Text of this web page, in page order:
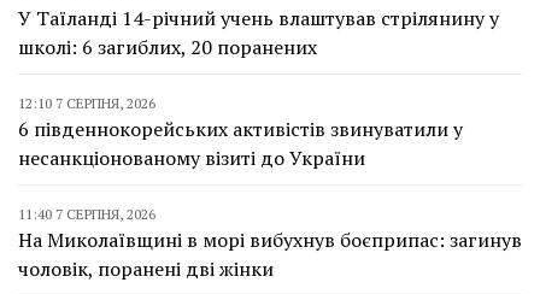
У Таїланді 14-річний учень влаштував стрілянину у
школі: 6 загиблих, 20 поранених
12:10 7 СЕРПНЯ, 2026
6 південнокорейських активістів звинуватили у
несанкціонованому візиті до України
11:40 7 СЕРПНЯ, 2026
На Миколаївщині в морі вибухнув боєприпас: загинув
чоловік, поранені дві жінки